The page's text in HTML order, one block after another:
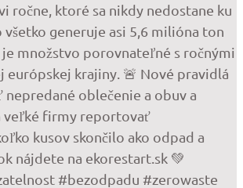
ročne, ktoré sa nikdy nedostane ku
všetko generuje asi 5,6 milióna ton
je množstvo porovnateľné s ročnými
európskej krajiny. 🚨 Nové pravidlá
nepredané oblečenie a obuv a
veľké firmy reportovať
kusov skončilo ako odpad a
nájdete na ekorestart.sk 💚
#bezodpadu #zerowaste